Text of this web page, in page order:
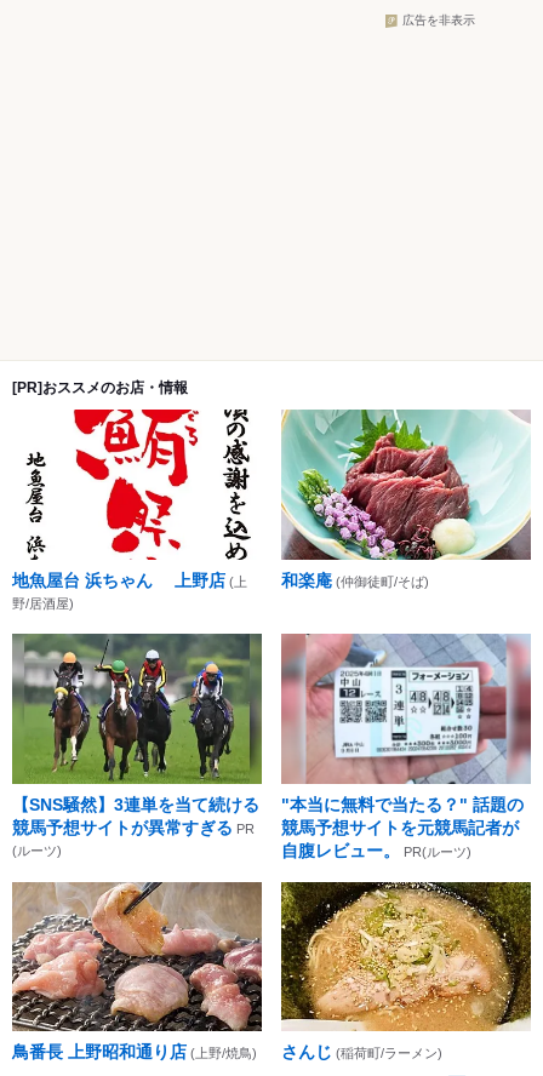
広告を非表示
[PR]おススメのお店・情報
地魚屋台 浜ちゃん 上野店 (上
野/居酒屋)
和楽庵 (仲御徒町/そば)
【SNS騒然】3連単を当て続ける
競馬予想サイトが異常すぎる PR
(ルーツ)
"本当に無料で当たる？" 話題の
競馬予想サイトを元競馬記者が
自腹レビュー。
PR(ルーツ)
鳥番長 上野昭和通り店 (上野/焼鳥) さんじ (稲荷町/ラーメン)